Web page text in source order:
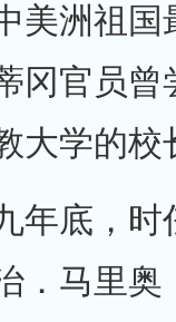
美洲祖
冈官员曾
大学的校
年底，时
．马里奥